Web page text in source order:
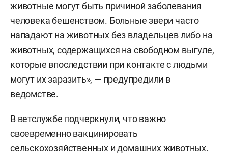
животные могут быть причиной заболевания
человека бешенством. Больные звери часто
нападают на животных без владельцев либо на
животных, содержащихся на свободном выгуле,
которые впоследствии при контакте с людьми
могут их заразить», — предупредили в
ведомстве.
В ветслужбе подчеркнули, что важно
своевременно вакцинировать
сельскохозяйственных и домашних животных.